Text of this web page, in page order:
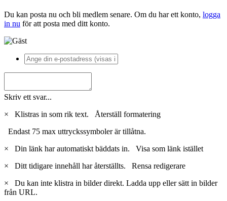
Du kan posta nu och bli medlem senare. Om du har ett konto, logga
in nu för att posta med ditt konto.
Skriv ett svar...
×
Klistras in som rik text. Återställ formatering
Endast 75 max uttryckssymboler är tillåtna.
×
Din länk har automatiskt bäddats in. Visa som länk istället
×
Ditt tidigare innehåll har återställts. Rensa redigerare
×
Du kan inte klistra in bilder direkt. Ladda upp eller sätt in bilder
från URL.